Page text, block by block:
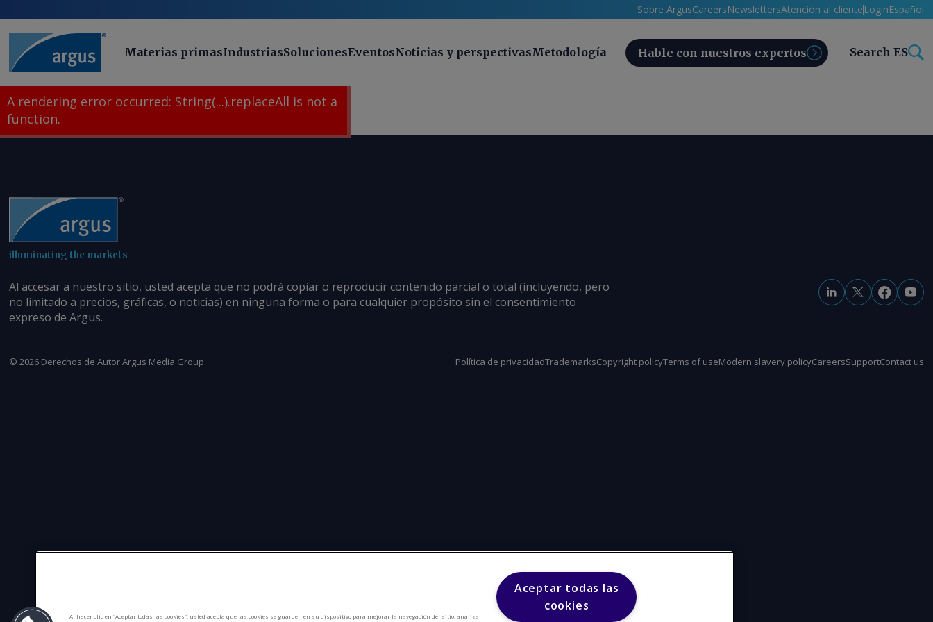
Sobre ArgusCareersNewslettersAtención al cliente LoginEspañol
Materias primasIndustriasSolucionesEventosNoticias y perspectivasMetodología Hable con nuestros expertos Search ES
A rendering error occurred: String(...).replaceAll is not a
function.
illuminating the markets
Al accesar a nuestro sitio, usted acepta que no podrá copiar o reproducir contenido parcial o total (incluyendo, pero
no limitado a precios, gráficas, o noticias) en ninguna forma o para cualquier propósito sin el consentimiento
expreso de Argus.
© 2026 Derechos de Autor Argus Media Group Política de privacidadTrademarksCopyright policyTerms of useModern slavery policyCareersSupportContact us
Al hacer clic en “Aceptar todas las cookies”, usted acepta que las cookies se guarden en su dispositivo para mejorar la navegación del sitio, analizar
Aceptar todas las
cookies